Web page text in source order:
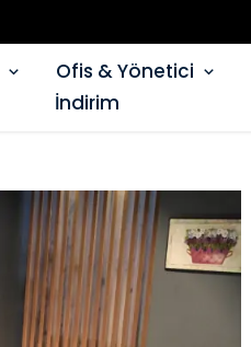
Ofis & Yönetici
İndirim